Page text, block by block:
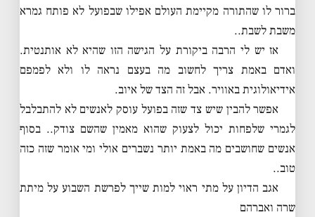
ברור לו שהתורה מקיימת העולם אפילו שבפועל לא פותח גמרא
משבת לשבת..
אז יש לי הרבה ביקורת על הגישה הזו שהיא לא אותנטית.
ואדם באמת צריך לחשוב מה בעצם נראה לו ולא לפמפם
אידיאולוגית באוויר. אבל זה הצד של איוב.
אפשר להבין שיש צד שזה בפועל עוסק לאנשים לא להתבלבל
לגמרי שלפחות יכול לצעוק שהוא מאמין שהשם צודק.. בסוף
אנשים שחושבים מה באמת יותר נשברים אולי ומי אומר שזה כזה
טוב..
אגב הדיון על מתי ראוי למות שייך לפרשת השבוע על מיתת
שרה ואברהם